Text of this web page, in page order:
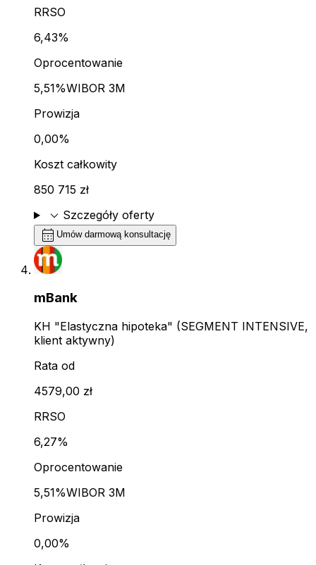
RRSO
6,43%
Oprocentowanie
5,51%WIBOR 3M
Prowizja
0,00%
Koszt całkowity
850 715 zł
expand_more Szczegóły oferty
calendar_month Umów darmową konsultację
mBank
KH "Elastyczna hipoteka" (SEGMENT INTENSIVE,
klient aktywny)
Rata od
4579,00 zł
RRSO
6,27%
Oprocentowanie
5,51%WIBOR 3M
Prowizja
0,00%